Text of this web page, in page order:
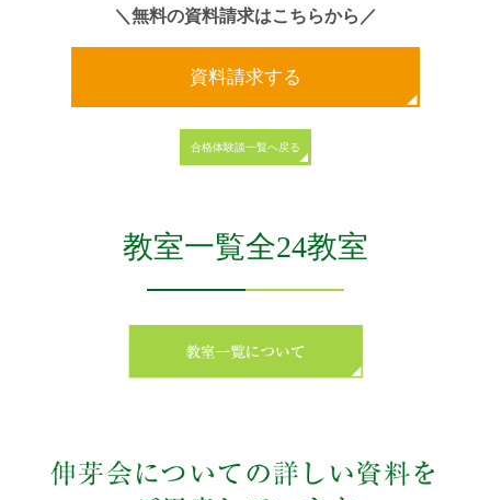
＼無料の資料請求はこちらから／
資料請求する
合格体験談一覧へ戻る
教室一覧全24教室